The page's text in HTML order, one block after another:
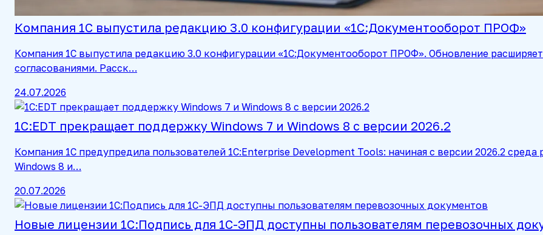
Компания 1С выпустила редакцию 3.0 конфигурации «1С:Документооборот ПРОФ»
Компания 1С выпустила редакцию 3.0 конфигурации «1С:Документооборот ПРОФ». Обновление
согласованиями. Расск…
24.07.2026
1С:EDT прекращает поддержку Windows 7 и Windows 8 с версии 2026.2
Компания 1С предупредила пользователей 1C:Enterprise Development Tools: начиная с версии 2026.2
Windows 8 и…
20.07.2026
Новые лицензии 1С:Подпись для 1С-ЭПД доступны пользователям перевозочных